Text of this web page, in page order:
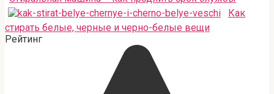
Как
стирать белые, черные и черно-белые вещи
Рейтинг